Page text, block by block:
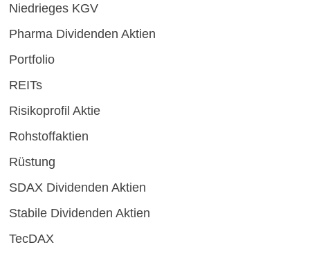
Niedrieges KGV
Pharma Dividenden Aktien
Portfolio
REITs
Risikoprofil Aktie
Rohstoffaktien
Rüstung
SDAX Dividenden Aktien
Stabile Dividenden Aktien
TecDAX